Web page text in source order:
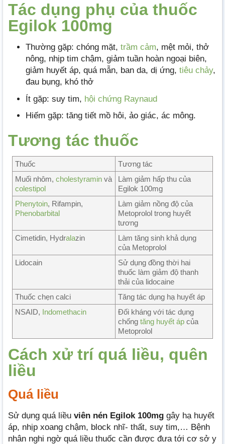
Tác dụng phụ của thuốc
Egilok 100mg
Thường gặp: chóng mặt, trầm cảm, mệt mỏi, thở
nông, nhịp tim chậm, giảm tuần hoàn ngoại biên,
giảm huyết áp, quá mẫn, ban da, dị ứng, tiêu chảy,
đau bụng, khó thở
Ít gặp: suy tim, hội chứng Raynaud
Hiếm gặp: tăng tiết mồ hôi, ảo giác, ác mông.
Tương tác thuốc
Thuốc
Tương tác
Muối nhôm, cholestyramin và
colestipol
Làm giảm hấp thu của
Egilok 100mg
Phenytoin, Rifampin,
Phenobarbital
Làm giảm nồng độ của
Metoprolol trong huyết
tương
Cimetidin, Hydralazin
Làm tăng sinh khả dụng
của Metoprolol
Lidocain
Sử dụng đồng thời hai
thuốc làm giảm độ thanh
thải của lidocaine
Thuốc chẹn calci
Tăng tác dụng hạ huyết áp
NSAID, Indomethacin
Đối kháng với tác dụng
chống tăng huyết áp của
Metoprolol
Cách xử trí quá liều, quên
liều
Quá liều
Sử dụng quá liều viên nén Egilok 100mg gây hạ huyết
áp, nhịp xoang chậm, block nhĩ- thất, suy tim,… Bệnh
nhân nghi ngờ quá liều thuốc cần được đưa tới cơ sở y